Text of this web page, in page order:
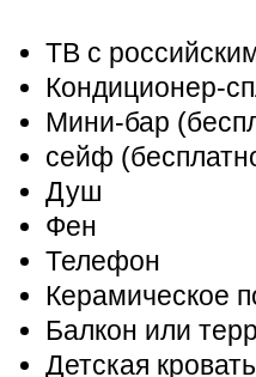
ТВ с
Кондиционер-
Мини-бар
сейф
Душ
Фен
Телефон
Керамическое
Балкон или
Детская